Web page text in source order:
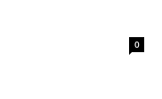
0